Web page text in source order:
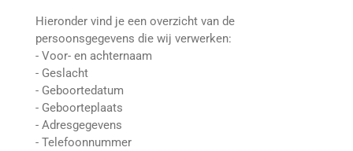
Hieronder vind je een overzicht van de
persoonsgegevens die wij verwerken:
- Voor- en achternaam
- Geslacht
- Geboortedatum
- Geboorteplaats
- Adresgegevens
- Telefoonnummer